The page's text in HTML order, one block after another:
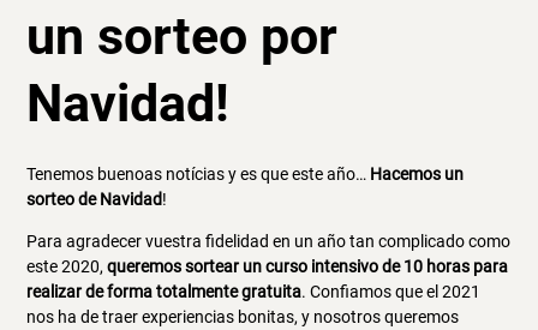
un sorteo por
Navidad!
Tenemos buenoas notícias y es que este año… Hacemos un
sorteo de Navidad!
Para agradecer vuestra fidelidad en un año tan complicado como
este 2020,queremos sortear un curso intensivo de 10 horas para
realizar de forma totalmente gratuita. Confiamos que el 2021
nos ha de traer experiencias bonitas, y nosotros queremos